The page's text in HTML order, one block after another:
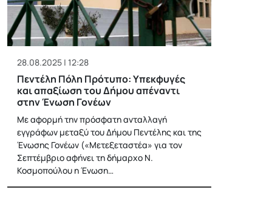
28.08.2025 | 12:28
Πεντέλη Πόλη Πρότυπο: Υπεκφυγές
και απαξίωση του Δήμου απέναντι
στην Ένωση Γονέων
Με αφορμή την πρόσφατη ανταλλαγή
εγγράφων μεταξύ του Δήμου Πεντέλης και της
Ένωσης Γονέων («Μετεξεταστέα» για τον
Σεπτέμβριο αφήνει τη δήμαρχο Ν.
Κοσμοπούλου η Ένωση…